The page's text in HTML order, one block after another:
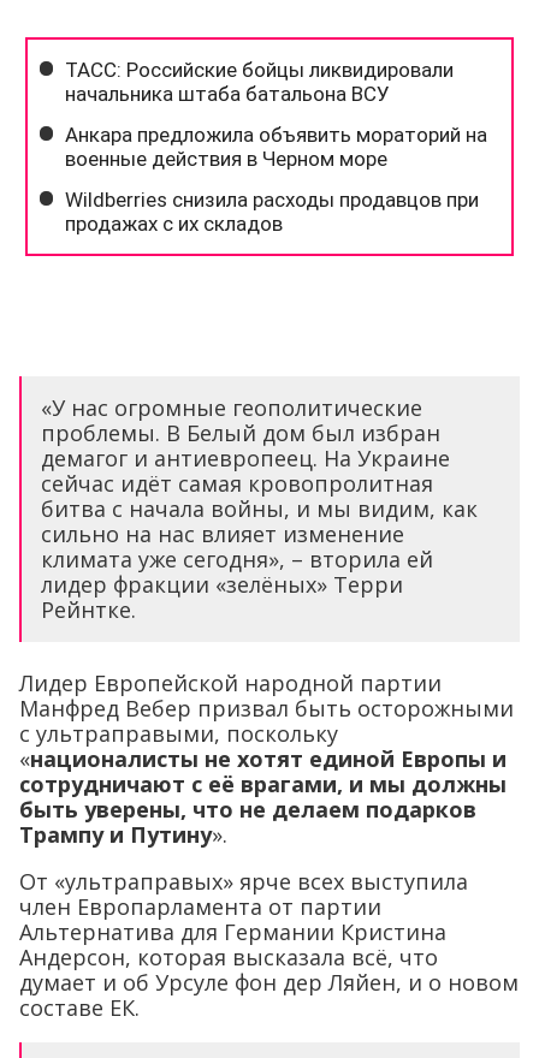
«У нас огромные геополитические
проблемы. В Белый дом был избран
демагог и антиевропеец. На Украине
сейчас идёт самая кровопролитная
битва с начала войны, и мы видим, как
сильно на нас влияет изменение
климата уже сегодня», – вторила ей
лидер фракции «зелёных» Терри
Рейнтке.
Лидер Европейской народной партии
Манфред Вебер призвал быть осторожными
с ультраправыми, поскольку
«националисты не хотят единой Европы и
сотрудничают с её врагами, и мы должны
быть уверены, что не делаем подарков
Трампу и Путину».
От «ультраправых» ярче всех выступила
член Европарламента от партии
Альтернатива для Германии Кристина
Андерсон, которая высказала всё, что
думает и об Урсуле фон дер Ляйен, и о новом
составе ЕК.